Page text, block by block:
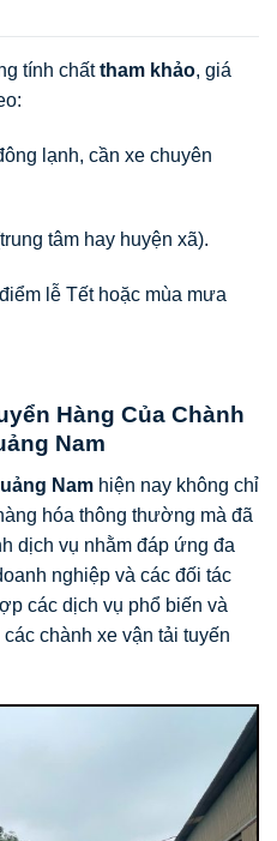
tính chấttham khảo, giá
lạnh, cần xe chuyên
tâm hay huyện xã).
lễ Tết hoặc mùa mưa
Hàng Của Chành
Nam
Nam hiện nay không chỉ
hóa thông thường mà đã
dịch vụ nhằm đáp ứng đa
nghiệp và các đối tác
các dịch vụ phổ biến và
chành xe vận tải tuyến